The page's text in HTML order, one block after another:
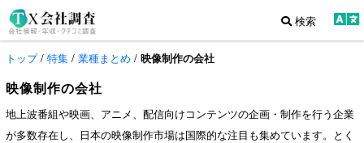
検索
トップ/ 特集 / 業種まとめ / 映像制作の会社
映像制作の会社
地上波番組や映画、アニメ、配信向けコンテンツの企画・制作を行う企業
が多数存在し、日本の映像制作市場は国際的な注目も集めています。とく